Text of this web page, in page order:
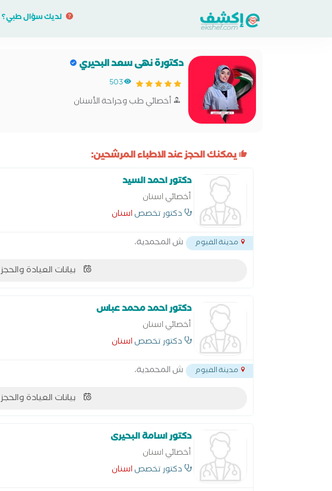
لديك سؤال طبي؟
دكتورة نهى سعد البحيري
503
أخصائي طب وجراحة الأسنان
يمكنك الحجز عند الاطباء المرشحين:
دكتور احمد السيد
أخصائي اسنان
دكتور تخصصاسنان
مدينة الفيوم ش المحمدية،
بيانات العيادة والحجز
دكتور احمد محمد عباس
أخصائي اسنان
دكتور تخصصاسنان
مدينة الفيوم ش المحمدية،
بيانات العيادة والحجز
دكتور اسامة البحيرى
أخصائي اسنان
دكتور تخصصاسنان